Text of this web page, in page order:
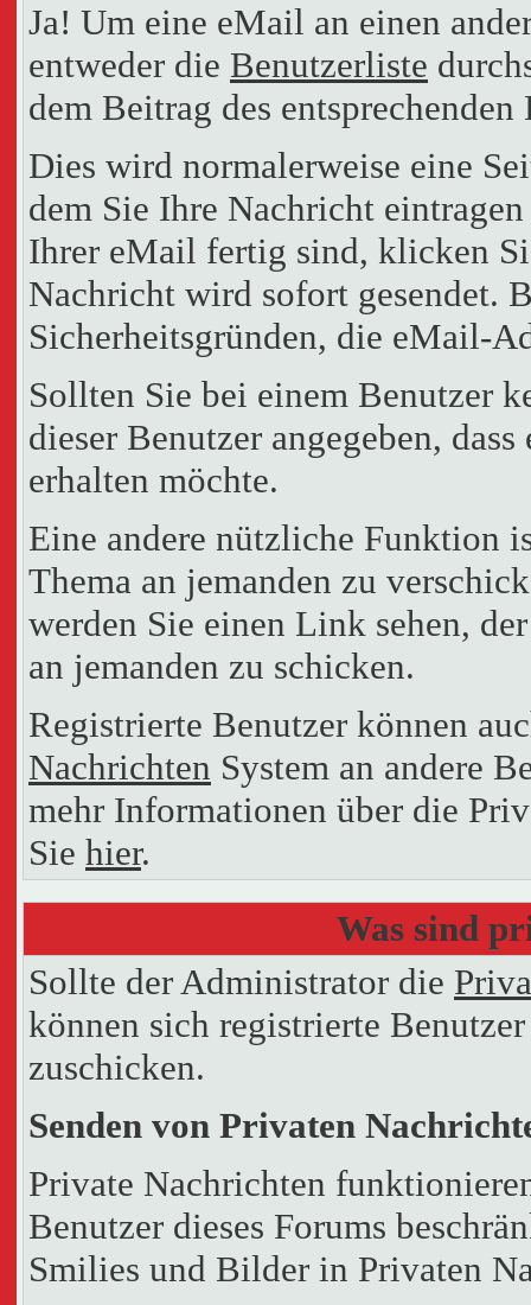
Ja! Um eine eMail an einen
entweder die Benutzerliste
dem Beitrag des entsprechenden
Dies wird normalerweise eine
dem Sie Ihre Nachricht
Ihrer eMail fertig sind, klicken
Nachricht wird sofort gesendet.
Sicherheitsgründen, die eMail-
Sollten Sie bei einem Benutzer
dieser Benutzer angegeben,
erhalten möchte.
Eine andere nützliche Funktion
Thema an jemanden zu
werden Sie einen Link sehen,
an jemanden zu schicken.
Registrierte Benutzer können
Nachrichten System an andere
mehr Informationen über die
Sie hier.
Was sind
Sollte der Administrator die
können sich registrierte
zuschicken.
Senden von Privaten
Private Nachrichten
Benutzer dieses Forums
Smilies und Bilder in Privaten